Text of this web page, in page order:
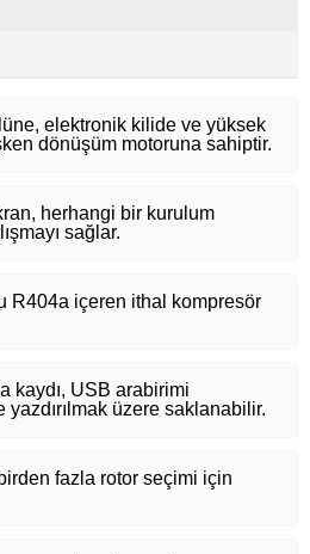
elektronik kilide ve yüksek
dönüşüm motoruna sahiptir.
herhangi bir kurulum
sağlar.
R404a içeren ithal kompresör
kaydı, USB arabirimi
yazdırılmak üzere saklanabilir.
fazla rotor seçimi için